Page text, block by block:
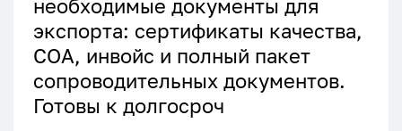
необходимые документы для
экспорта: сертификаты качества,
COA, инвойс и полный пакет
сопроводительных документов.
Готовы к долгосроч